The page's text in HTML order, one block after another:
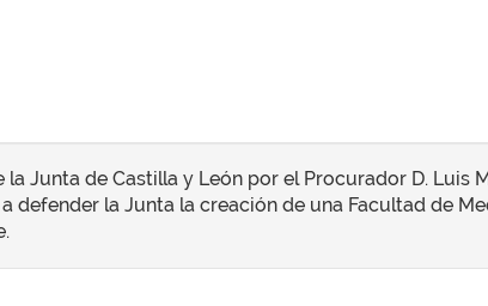
Junta de Castilla y León por el Procurador D. Luis
defender la Junta la creación de una Facultad de